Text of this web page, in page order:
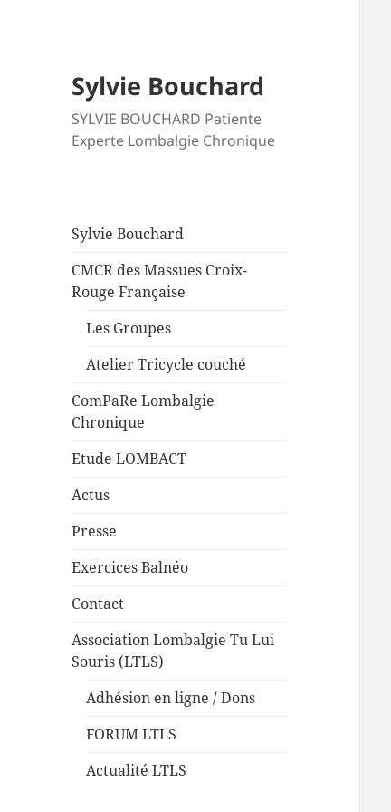
Sylvie Bouchard
SYLVIE BOUCHARD Patiente
Experte Lombalgie Chronique
Sylvie Bouchard
CMCR des Massues Croix-
Rouge Française
Les Groupes
Atelier Tricycle couché
ComPaRe Lombalgie
Chronique
Etude LOMBACT
Actus
Presse
Exercices Balnéo
Contact
Association Lombalgie Tu Lui
Souris (LTLS)
Adhésion en ligne / Dons
FORUM LTLS
Actualité LTLS